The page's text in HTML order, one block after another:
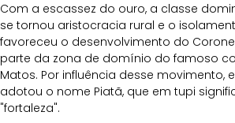
Com a escassez do ouro, a classe
se tornou aristocracia rural e o
favoreceu o desenvolvimento do
parte da zona de domínio do famoso
Matos. Por influência desse movimento,
adotou o nome Piatã, que em tupi
"fortaleza".